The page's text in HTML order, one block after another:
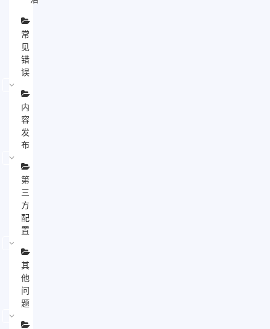
常
见
错
误
内
容
发
布
第
三
方
配
置
其
他
问
题